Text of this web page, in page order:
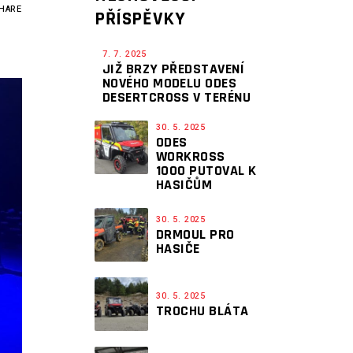
PŘÍSPĚVKY
7. 7. 2025
JIŽ BRZY PŘEDSTAVENÍ
NOVÉHO MODELU ODES
DESERTCROSS V TERÉNU
30. 5. 2025
ODES
WORKROSS
1000 PUTOVAL K
HASIČŮM
30. 5. 2025
DRMOUL PRO
HASIČE
30. 5. 2025
TROCHU BLÁTA